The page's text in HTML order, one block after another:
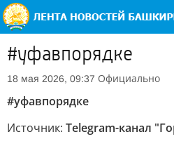
#уфавпорядке
18 мая 2026, 09:37 Официально
#уфавпорядке
Источник: Telegram-канал